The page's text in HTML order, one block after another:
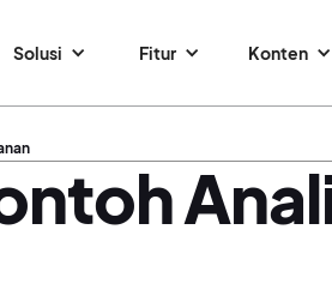
Solusi Fitur Konten